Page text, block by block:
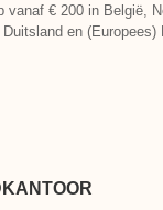
vanaf € 200 in België,
Duitsland en (Europees)